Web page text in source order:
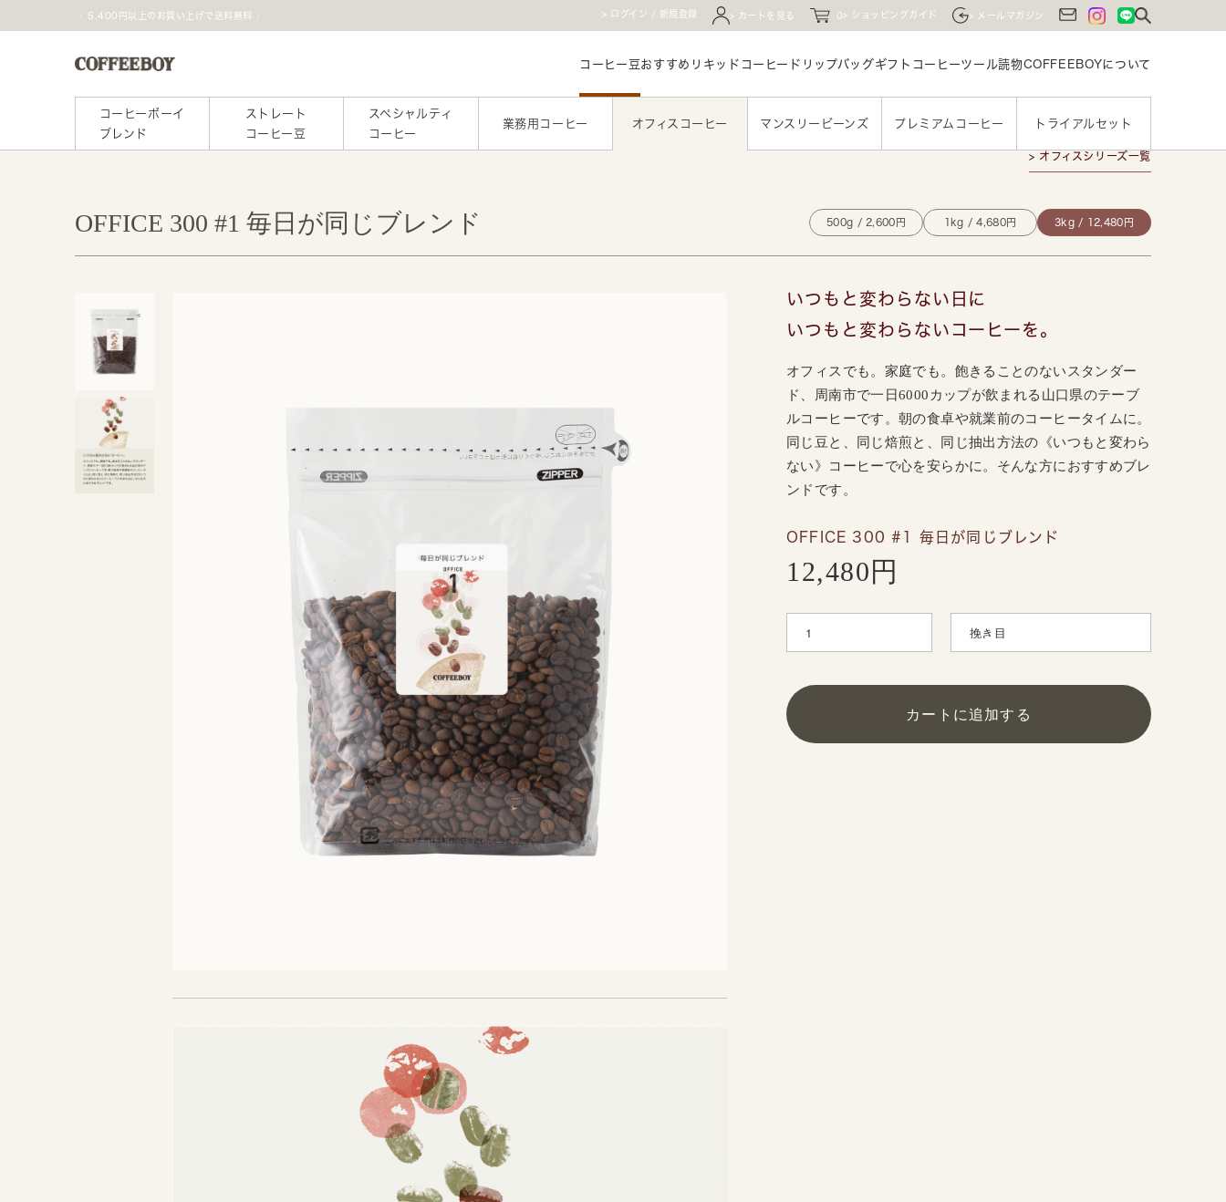
5,400円以上のお買い上げで送料無料 ログイン / 新規登録 カートを見る 0 ショッピングガイド メールマガジン
コーヒー豆おすすめ リキッドコーヒー ドリップバッグギフト コーヒーツール読物COFFEEBOYに ついて
コーヒーボーイ
ブレンド
ストレート
コーヒー豆
スペシャルティ
コーヒー
業務用コーヒー オフィスコーヒー マンスリービーンズ プレミアムコーヒー トライアルセット
> オフィスシリーズ一覧
OFFICE 300 #1 毎日が同じブレンド 500g / 2,600円 1kg / 4,680円 3kg / 12,480円
いつもと変わらない日に
いつもと変わらないコーヒーを。
オフィスでも。家庭でも。飽きることのないスタンダー
ド、周南市で一日6000カップが飲まれる山口県のテーブ
ルコーヒーです。朝の食卓や就業前のコーヒータイムに。
同じ豆と、同じ焙煎と、同じ抽出方法の《いつもと変わら
ない》コーヒーで心を安らかに。そんな方におすすめブレ
ンドです。
OFFICE 300 #1 毎日が同じブレンド
12,480円
カートに追加する